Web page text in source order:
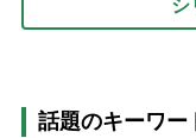
シ
話題のキーワー